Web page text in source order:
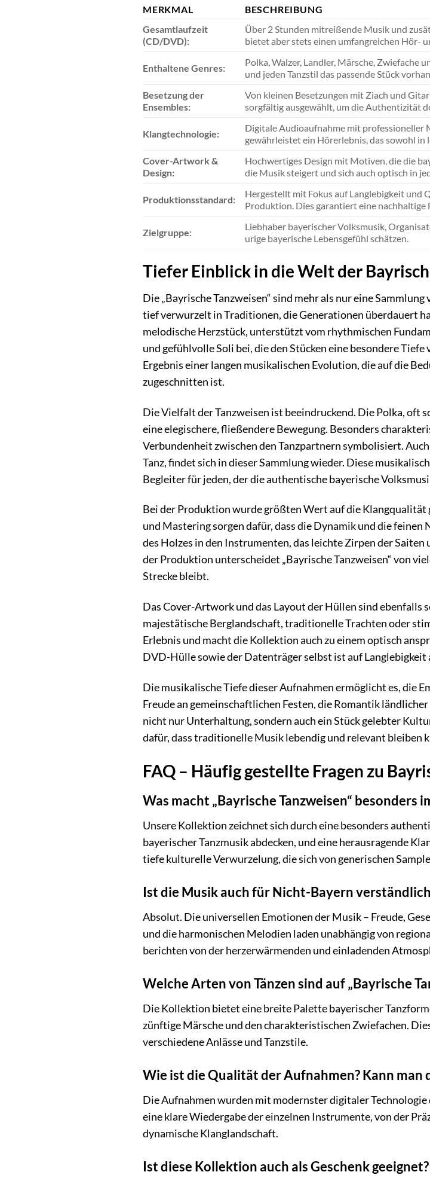
MERKMAL
BESCHREIBUNG
Gesamtlaufzeit
(CD/DVD):
Über 2 Stunden mitreißende Musik und
bietet aber stets einen umfangreichen Hör-
Enthaltene Genres:
Polka, Walzer, Landler, Märsche, Zwiefache
und jeden Tanzstil das passende Stück
Besetzung der
Ensembles:
Von kleinen Besetzungen mit Ziach und
sorgfältig ausgewählt, um die Authentizität
Klangtechnologie:
Digitale Audioaufnahme mit professioneller
gewährleistet ein Hörerlebnis, das sowohl in
Cover-Artwork &
Design:
Hochwertiges Design mit Motiven, die die
die Musik steigert und sich auch optisch in
Produktionsstandard:
Hergestellt mit Fokus auf Langlebigkeit und
Produktion. Dies garantiert eine nachhaltige
Zielgruppe:
Liebhaber bayerischer Volksmusik,
urige bayerische Lebensgefühl schätzen.
Tiefer Einblick in die Welt der
Die „Bayrische Tanzweisen“ sind mehr als nur eine
tief verwurzelt in Traditionen, die Generationen überdauert
melodische Herzstück, unterstützt vom rhythmischen
und gefühlvolle Soli bei, die den Stücken eine besondere
Ergebnis einer langen musikalischen Evolution, die auf die
zugeschnitten ist.
Die Vielfalt der Tanzweisen ist beeindruckend. Die Polka, oft
eine elegischere, fließendere Bewegung. Besonders
Verbundenheit zwischen den Tanzpartnern symbolisiert.
Tanz, findet sich in dieser Sammlung wieder. Diese
Begleiter für jeden, der die authentische bayerische
Bei der Produktion wurde größten Wert auf die
und Mastering sorgen dafür, dass die Dynamik und die
des Holzes in den Instrumenten, das leichte Zirpen der
der Produktion unterscheidet „Bayrische Tanzweisen“ von
Strecke bleibt.
Das Cover-Artwork und das Layout der Hüllen sind ebenfalls
majestätische Berglandschaft, traditionelle Trachten oder
Erlebnis und macht die Kollektion auch zu einem optisch
DVD-Hülle sowie der Datenträger selbst ist auf Langlebigkeit
Die musikalische Tiefe dieser Aufnahmen ermöglicht es, die
Freude an gemeinschaftlichen Festen, die Romantik
nicht nur Unterhaltung, sondern auch ein Stück gelebter
dafür, dass traditionelle Musik lebendig und relevant
FAQ – Häufig gestellte Fragen zu
Was macht „Bayrische Tanzweisen“ besonders
Unsere Kollektion zeichnet sich durch eine besonders
bayerischer Tanzmusik abdecken, und eine herausragende
tiefe kulturelle Verwurzelung, die sich von generischen
Ist die Musik auch für Nicht-Bayern
Absolut. Die universellen Emotionen der Musik – Freude,
und die harmonischen Melodien laden unabhängig von
berichten von der herzerwärmenden und einladenden
Welche Arten von Tänzen sind auf „Bayrische
Die Kollektion bietet eine breite Palette bayerischer
zünftige Märsche und den charakteristischen Zwiefachen.
verschiedene Anlässe und Tanzstile.
Wie ist die Qualität der Aufnahmen? Kann
Die Aufnahmen wurden mit modernster digitaler
eine klare Wiedergabe der einzelnen Instrumente, von der
dynamische Klanglandschaft.
Ist diese Kollektion auch als Geschenk geeignet?